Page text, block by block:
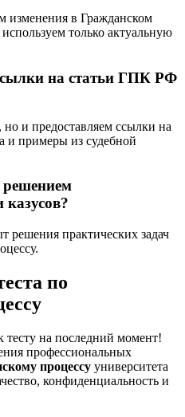
изменения в Гражданском
только актуальную
на статьи ГПК РФ
и предоставляем ссылки на
и примеры из судебной
казусов?
практических задач
по
тесту на последний момент!
профессиональных
процессу университета
конфиденциальность и